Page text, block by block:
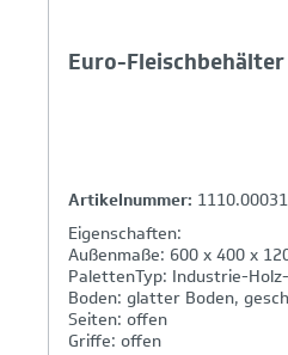
Euro-Fleischbehälter
Artikelnummer:
Eigenschaften:
Außenmaße: 600 x 400 x
PalettenTyp: Industrie-
Boden: glatter Boden,
Seiten: offen
Griffe: offen